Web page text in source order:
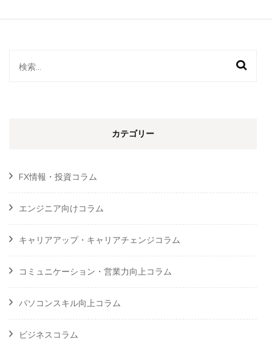
検
カテゴリー
FX情報・投資コラム
エンジニア向けコラム
キャリアアップ・キャリアチェンジコラム
コミュニケーション・営業力向上コラム
パソコンスキル向上コラム
ビジネスコラム